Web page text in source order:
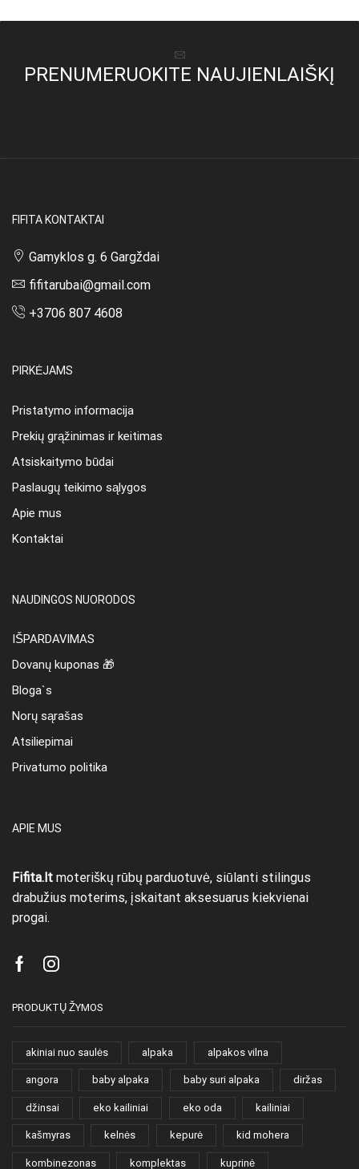
PRENUMERUOKITE NAUJIENLAIŠKĮ
FIFITA KONTAKTAI
Gamyklos g. 6 Gargždai
fifitarubai@gmail.com
+3706 807 4608
PIRKĖJAMS
Pristatymo informacija
Prekių grąžinimas ir keitimas
Atsiskaitymo būdai
Paslaugų teikimo sąlygos
Apie mus
Kontaktai
NAUDINGOS NUORODOS
IŠPARDAVIMAS
Dovanų kuponas 🎁
Bloga`s
Norų sąrašas
Atsiliepimai
Privatumo politika
APIE MUS
Fifita.lt moteriškų rūbų parduotuvė, siūlanti stilingus
drabužius moterims, įskaitant aksesuarus kiekvienai
progai.
FacebookInstagram
PRODUKTŲ ŽYMOS
akiniai nuo saulės alpaka alpakos vilna
angora baby alpaka baby suri alpaka diržas
džinsai eko kailiniai eko oda kailiniai
kašmyras kelnės kepurė kid mohera
kombinezonas komplektas kuprinė